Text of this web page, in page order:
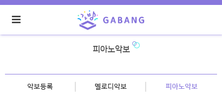
피아노악보
악보등록 멜로디악보 피아노악보